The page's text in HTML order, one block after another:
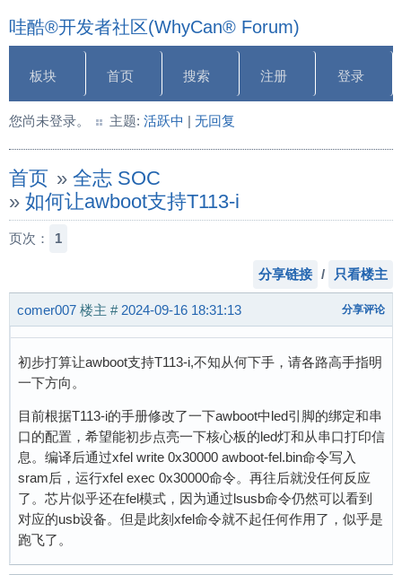
哇酷®开发者社区(WhyCan® Forum)
板块 首页 搜索 注册 登录
您尚未登录。 主题: 活跃中 | 无回复
首页 » 全志 SOC
» 如何让awboot支持T113-i
页次： 1
分享链接 / 只看楼主
comer007 楼主 # 2024-09-16 18:31:13 分享评论
初步打算让awboot支持T113-i,不知从何下手，请各路高手指明
一下方向。
目前根据T113-i的手册修改了一下awboot中led引脚的绑定和串
口的配置，希望能初步点亮一下核心板的led灯和从串口打印信
息。编译后通过xfel write 0x30000 awboot-fel.bin命令写入
sram后，运行xfel exec 0x30000命令。再往后就没任何反应
了。芯片似乎还在fel模式，因为通过lsusb命令仍然可以看到
对应的usb设备。但是此刻xfel命令就不起任何作用了，似乎是
跑飞了。